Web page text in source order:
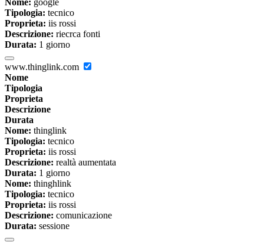
Nome: google
Tipologia: tecnico
Proprieta: iis rossi
Descrizione: riecrca fonti
Durata: 1 giorno
www.thinglink.com
Nome
Tipologia
Proprieta
Descrizione
Durata
Nome: thinglink
Tipologia: tecnico
Proprieta: iis rossi
Descrizione: realtà aumentata
Durata: 1 giorno
Nome: thinghlink
Tipologia: tecnico
Proprieta: iis rossi
Descrizione: comunicazione
Durata: sessione